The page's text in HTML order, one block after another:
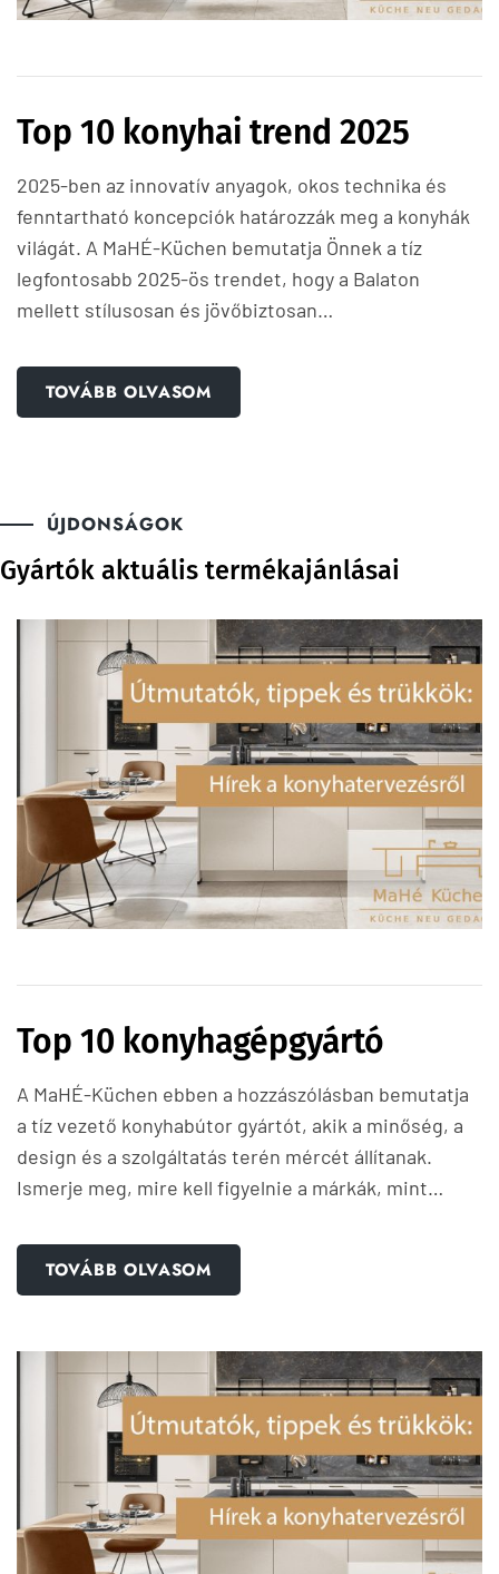
Top 10 konyhai trend 2025
2025-ben az innovatív anyagok, okos technika és
fenntartható koncepciók határozzák meg a konyhák
világát. A MaHÉ-Küchen bemutatja Önnek a tíz
legfontosabb 2025-ös trendet, hogy a Balaton
mellett stílusosan és jövőbiztosan…
TOVÁBB OLVASOM
ÚJDONSÁGOK
Gyártók aktuális termékajánlásai
Top 10 konyhagépgyártó
A MaHÉ-Küchen ebben a hozzászólásban bemutatja
a tíz vezető konyhabútor gyártót, akik a minőség, a
design és a szolgáltatás terén mércét állítanak.
Ismerje meg, mire kell figyelnie a márkák, mint…
TOVÁBB OLVASOM